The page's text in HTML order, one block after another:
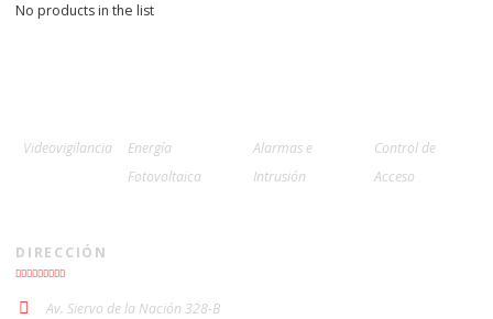
No products in the list
Videovigilancia
Energía
Fotovoltaica
Alarmas e
Intrusión
Control de
Acceso
DIRECCIÓN
Av. Siervo de la Nación 328-B